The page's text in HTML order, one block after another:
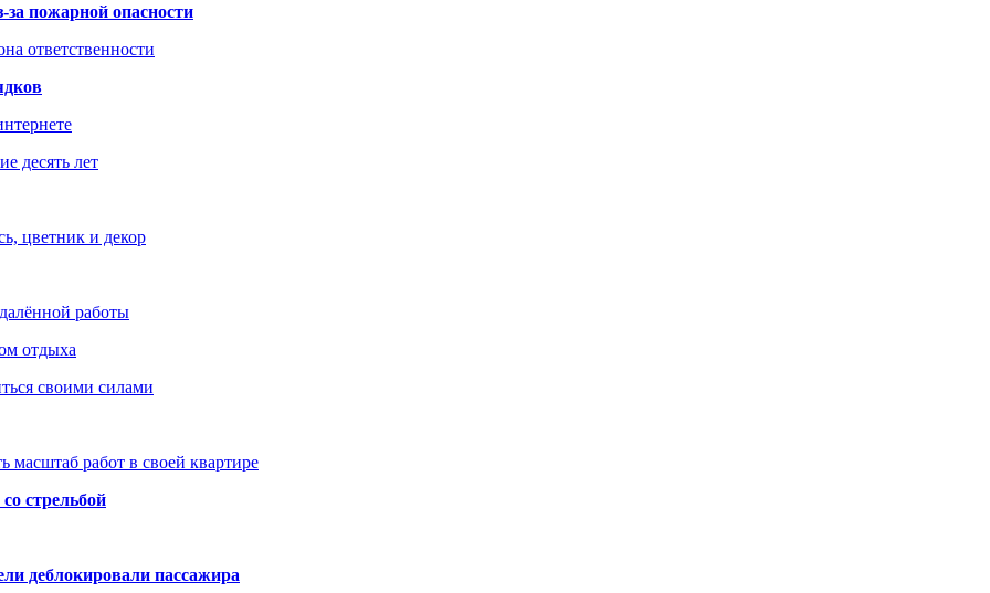
за пожарной опасности
ответственности
десять лет
цветник и декор
работы
отдыха
своими силами
масштаб работ в своей квартире
стрельбой
деблокировали пассажира